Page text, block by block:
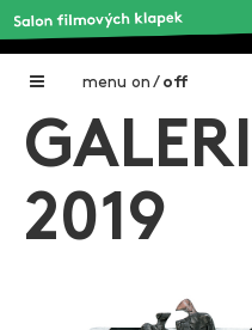
menu on / off
Home
Galerie filmových klapek
2019